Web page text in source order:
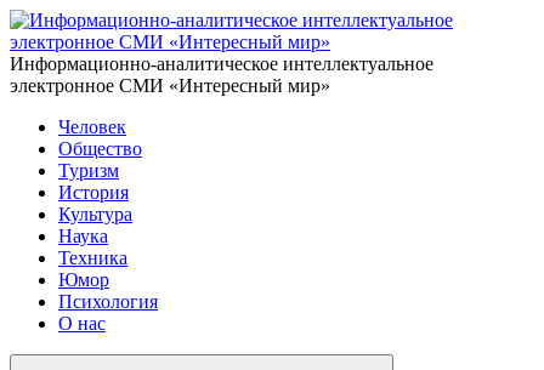
Информационно-аналитическое интеллектуальное
электронное СМИ «Интересный мир»
Человек
Общество
Туризм
История
Культура
Наука
Техника
Юмор
Психология
О нас